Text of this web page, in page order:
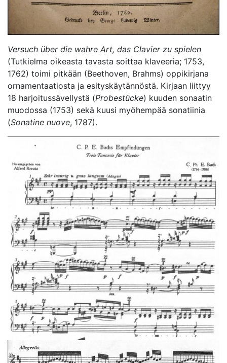
Versuch über die wahre Art, das Clavier zu spielen
(Tutkielma oikeasta tavasta soittaa klaveeria; 1753,
1762) toimi pitkään (Beethoven, Brahms) oppikirjana
ornamentaatiosta ja esityskäytännöstä. Kirjaan liittyy
18 harjoitussävellystä (Probestücke) kuuden sonaatin
muodossa (1753) sekä kuusi myöhempää sonatiinia
(Sonatine nuove, 1787).